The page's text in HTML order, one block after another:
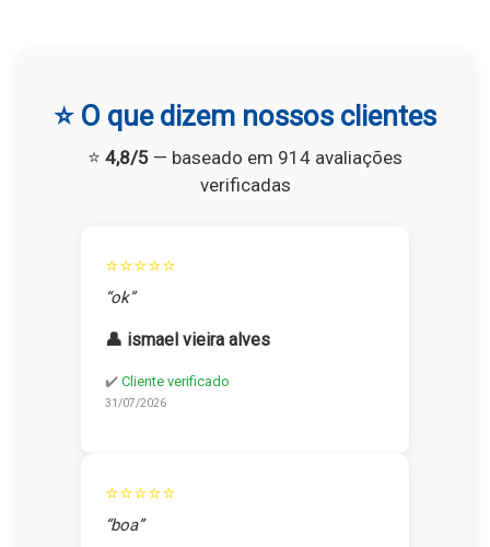
⭐ O que dizem nossos clientes
⭐ 4,8/5 — baseado em 914 avaliações
verificadas
⭐⭐⭐⭐⭐
“ok”
👤 ismael vieira alves
✔️ Cliente verificado
31/07/2026
⭐⭐⭐⭐⭐
“boa”